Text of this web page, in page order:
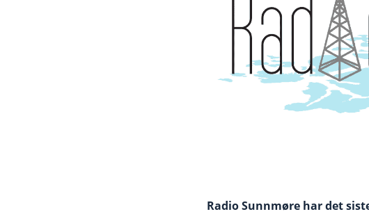
Radio Sunnmøre har det